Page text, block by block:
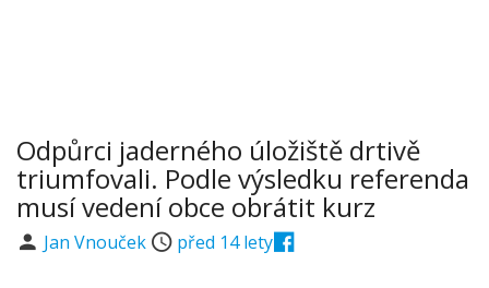
Odpůrci jaderného úložiště drtivě
triumfovali. Podle výsledku referenda
musí vedení obce obrátit kurz
Jan Vnouček před 14 lety